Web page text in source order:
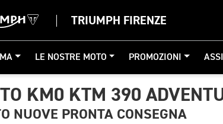
TRIUMPH FIRENZE
LE NOSTRE MOTO PROMOZIONI
KM0 KTM 390
NUOVE PRONTA CONSEGNA